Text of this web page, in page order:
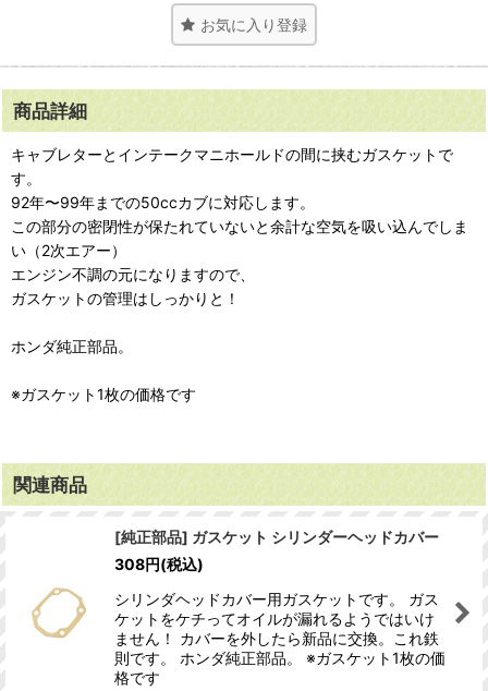
お気に入り登録
商品詳細
キャブレターとインテークマニホールドの間に挟むガスケットで
す。
92年〜99年までの50ccカブに対応します。
この部分の密閉性が保たれていないと余計な空気を吸い込んでしま
い（2次エアー）
エンジン不調の元になりますので、
ガスケットの管理はしっかりと！
ホンダ純正部品。
※ガスケット1枚の価格です
関連商品
[純正部品] ガスケット シリンダーヘッドカバー
308円(税込)
シリンダヘッドカバー用ガスケットです。 ガス
ケットをケチってオイルが漏れるようではいけ
ません！ カバーを外したら新品に交換。これ鉄
則です。 ホンダ純正部品。 ※ガスケット1枚の価
格です